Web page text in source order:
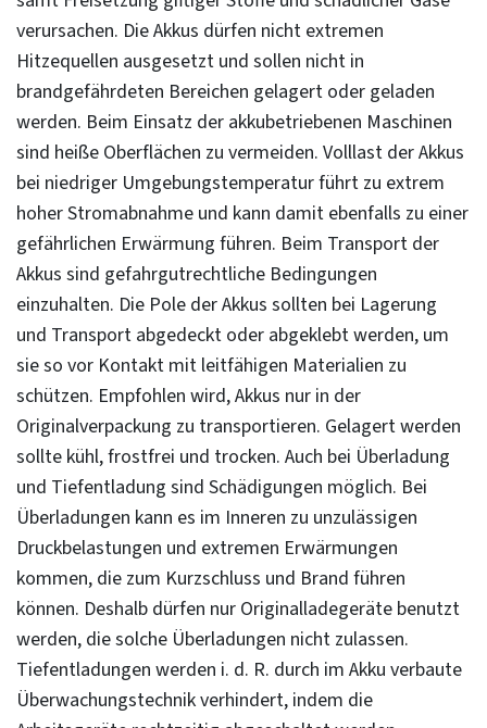
verursachen. Die Akkus dürfen nicht extremen
Hitzequellen ausgesetzt und sollen nicht in
brandgefährdeten Bereichen gelagert oder geladen
werden. Beim Einsatz der akkubetriebenen Maschinen
sind heiße Oberflächen zu vermeiden. Volllast der Akkus
bei niedriger Umgebungstemperatur führt zu extrem
hoher Stromabnahme und kann damit ebenfalls zu einer
gefährlichen Erwärmung führen. Beim Transport der
Akkus sind gefahrgutrechtliche Bedingungen
einzuhalten. Die Pole der Akkus sollten bei Lagerung
und Transport abgedeckt oder abgeklebt werden, um
sie so vor Kontakt mit leitfähigen Materialien zu
schützen. Empfohlen wird, Akkus nur in der
Originalverpackung zu transportieren. Gelagert werden
sollte kühl, frostfrei und trocken. Auch bei Überladung
und Tiefentladung sind Schädigungen möglich. Bei
Überladungen kann es im Inneren zu unzulässigen
Druckbelastungen und extremen Erwärmungen
kommen, die zum Kurzschluss und Brand führen
können. Deshalb dürfen nur Originalladegeräte benutzt
werden, die solche Überladungen nicht zulassen.
Tiefentladungen werden i. d. R. durch im Akku verbaute
Überwachungstechnik verhindert, indem die